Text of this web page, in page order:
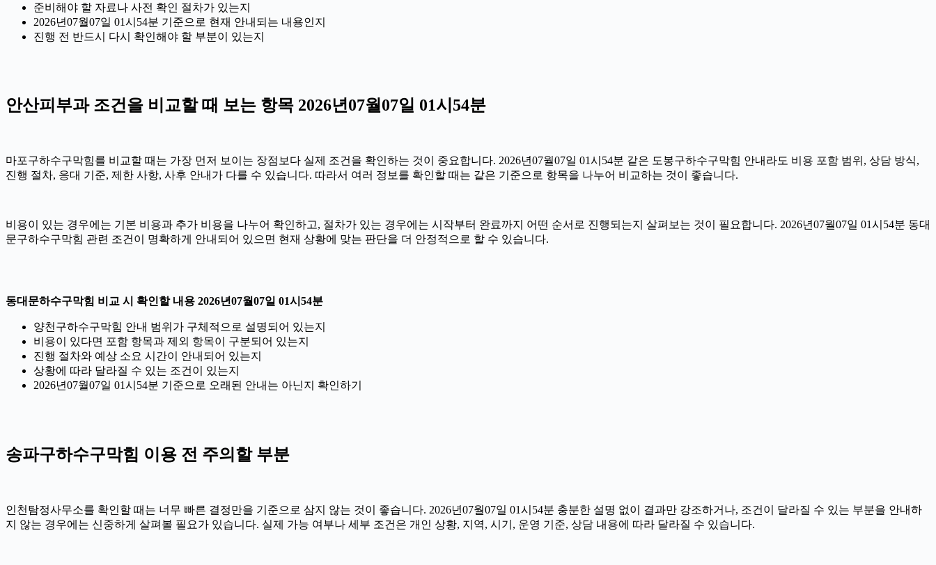
준비해야 할 자료나 사전 확인 절차가 있는지
2026년07월07일 01시54분 기준으로 현재 안내되는 내용인지
진행 전 반드시 다시 확인해야 할 부분이 있는지
안산피부과 조건을 비교할 때 보는 항목 2026년07월07일 01시54분
마포구하수구막힘를 비교할 때는 가장 먼저 보이는 장점보다 실제 조건을 확인하는 것이 중요합니다. 2026년07월07일 01시54분 같은 도봉구하수구막힘 안내라도 비용 포함 범위, 상담 방식,
진행 절차, 응대 기준, 제한 사항, 사후 안내가 다를 수 있습니다. 따라서 여러 정보를 확인할 때는 같은 기준으로 항목을 나누어 비교하는 것이 좋습니다.
비용이 있는 경우에는 기본 비용과 추가 비용을 나누어 확인하고, 절차가 있는 경우에는 시작부터 완료까지 어떤 순서로 진행되는지 살펴보는 것이 필요합니다. 2026년07월07일 01시54분 동대
문구하수구막힘 관련 조건이 명확하게 안내되어 있으면 현재 상황에 맞는 판단을 더 안정적으로 할 수 있습니다.
동대문하수구막힘 비교 시 확인할 내용 2026년07월07일 01시54분
양천구하수구막힘 안내 범위가 구체적으로 설명되어 있는지
비용이 있다면 포함 항목과 제외 항목이 구분되어 있는지
진행 절차와 예상 소요 시간이 안내되어 있는지
상황에 따라 달라질 수 있는 조건이 있는지
2026년07월07일 01시54분 기준으로 오래된 안내는 아닌지 확인하기
송파구하수구막힘 이용 전 주의할 부분
인천탐정사무소를 확인할 때는 너무 빠른 결정만을 기준으로 삼지 않는 것이 좋습니다. 2026년07월07일 01시54분 충분한 설명 없이 결과만 강조하거나, 조건이 달라질 수 있는 부분을 안내하
지 않는 경우에는 신중하게 살펴볼 필요가 있습니다. 실제 가능 여부나 세부 조건은 개인 상황, 지역, 시기, 운영 기준, 상담 내용에 따라 달라질 수 있습니다.